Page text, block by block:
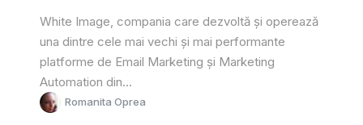
White Image, compania care dezvoltă și operează
una dintre cele mai vechi și mai performante
platforme de Email Marketing și Marketing
Automation din...
Romanita Oprea